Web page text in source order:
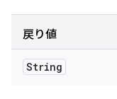
戻り値
String